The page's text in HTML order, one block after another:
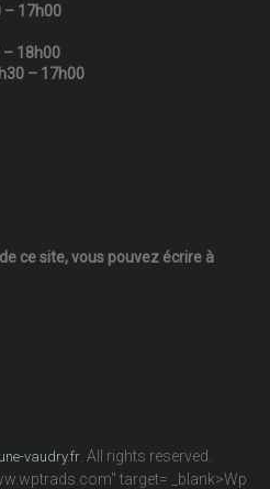
– 17h00
18h00
– 17h00
de ce site, vous pouvez écrire à
vaudry.fr . All rights reserved.
target= _blank>Wp